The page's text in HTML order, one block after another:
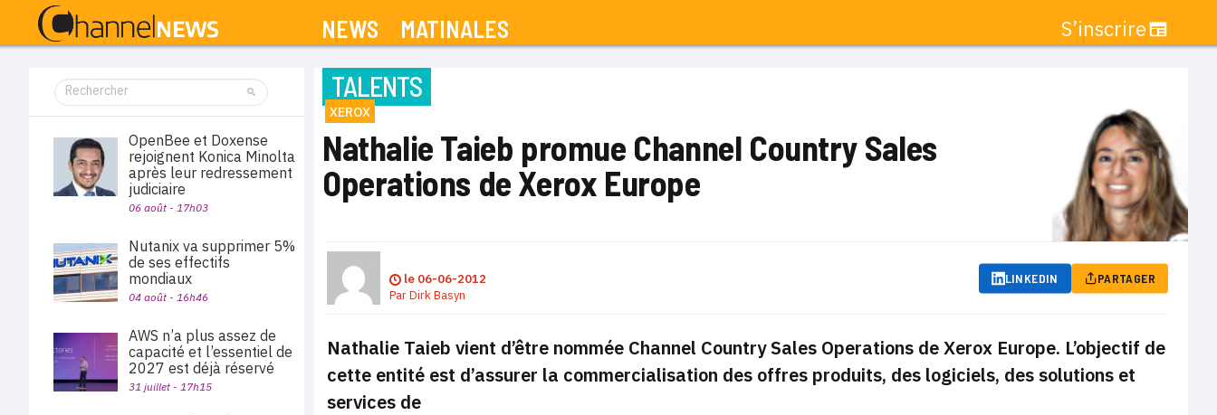
NEWS MATINALES S’inscrire
TALENTS
XEROX
Nathalie Taieb promue Channel Country Sales
Operations de Xerox Europe
le 06-06-2012
ParDirk Basyn
LINKEDIN PARTAGER
Nathalie Taieb vient d’être nommée Channel Country Sales Operations de Xerox Europe. L’objectif de
cette entité est d’assurer la commercialisation des offres produits, des logiciels, des solutions et
services de
OpenBee et Doxense
rejoignent Konica Minolta
après leur redressement
judiciaire
06 août - 17h03
Nutanix va supprimer 5%
de ses effectifs
mondiaux
04 août - 16h46
AWS n’a plus assez de
capacité et l’essentiel de
2027 est déjà réservé
31 juillet - 17h15